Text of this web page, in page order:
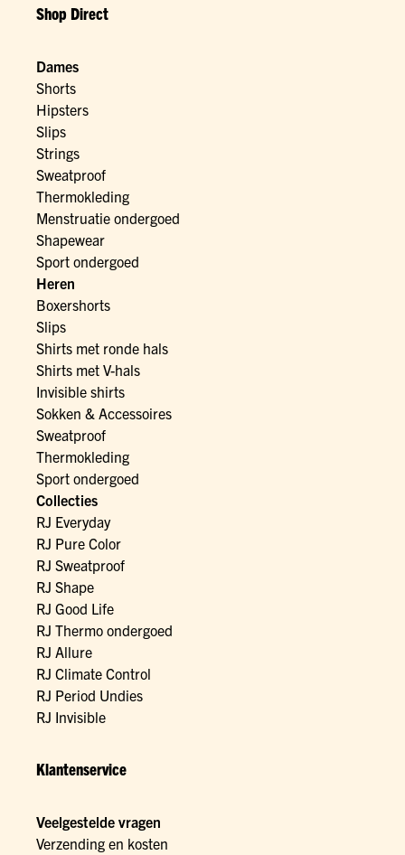
Shop Direct
Dames
Shorts
Hipsters
Slips
Strings
Sweatproof
Thermokleding
Menstruatie ondergoed
Shapewear
Sport ondergoed
Heren
Boxershorts
Slips
Shirts met ronde hals
Shirts met V-hals
Invisible shirts
Sokken & Accessoires
Sweatproof
Thermokleding
Sport ondergoed
Collecties
RJ Everyday
RJ Pure Color
RJ Sweatproof
RJ Shape
RJ Good Life
RJ Thermo ondergoed
RJ Allure
RJ Climate Control
RJ Period Undies
RJ Invisible
Klantenservice
Veelgestelde vragen
Verzending en kosten